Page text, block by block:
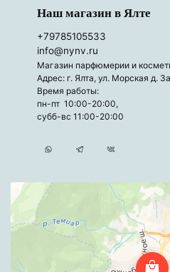
Наш магазин в Ялте
+79785105533
info@nynv.ru
Магазин парфюмерии и
Адрес: г. Ялта, ул. Морская д. 3а
Время работы:
пн-пт 10:00-20:00,
субб-вс 11:00-20:00